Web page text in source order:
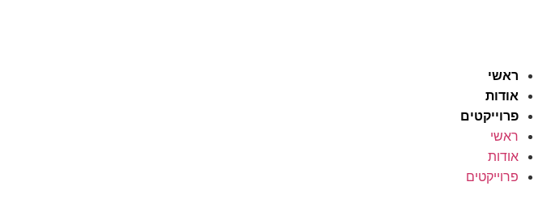
ראשי
אודות
פרוייקטים
ראשי
אודות
פרוייקטים